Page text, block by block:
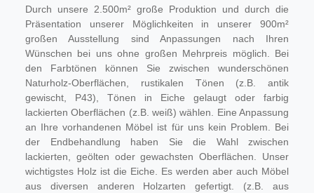
Durch unsere 2.500m² große Produktion und durch die
Präsentation unserer Möglichkeiten in unserer 900m²
großen Ausstellung sind Anpassungen nach Ihren
Wünschen bei uns ohne großen Mehrpreis möglich. Bei
den Farbtönen können Sie zwischen wunderschönen
Naturholz-Oberflächen, rustikalen Tönen (z.B. antik
gewischt, P43), Tönen in Eiche gelaugt oder farbig
lackierten Oberflächen (z.B. weiß) wählen. Eine Anpassung
an Ihre vorhandenen Möbel ist für uns kein Problem. Bei
der Endbehandlung haben Sie die Wahl zwischen
lackierten, geölten oder gewachsten Oberflächen. Unser
wichtigstes Holz ist die Eiche. Es werden aber auch Möbel
aus diversen anderen Holzarten gefertigt. (z.B. aus